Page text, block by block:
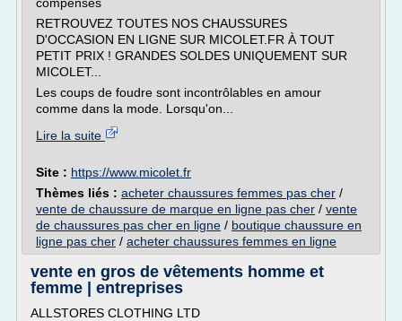
RETROUVEZ TOUTES NOS CHAUSSURES
D'OCCASION EN LIGNE SUR MICOLET.FR À TOUT
PETIT PRIX ! GRANDES SOLDES UNIQUEMENT SUR
MICOLET...
Les coups de foudre sont incontrôlables en amour
comme dans la mode. Lorsqu'on...
Lire la suite
Site : https://www.micolet.fr
Thèmes liés : acheter chaussures femmes pas cher /
vente de chaussure de marque en ligne pas cher / vente
de chaussures pas cher en ligne / boutique chaussure en
ligne pas cher / acheter chaussures femmes en ligne
vente en gros de vêtements homme et
femme | entreprises
ALLSTORES CLOTHING LTD